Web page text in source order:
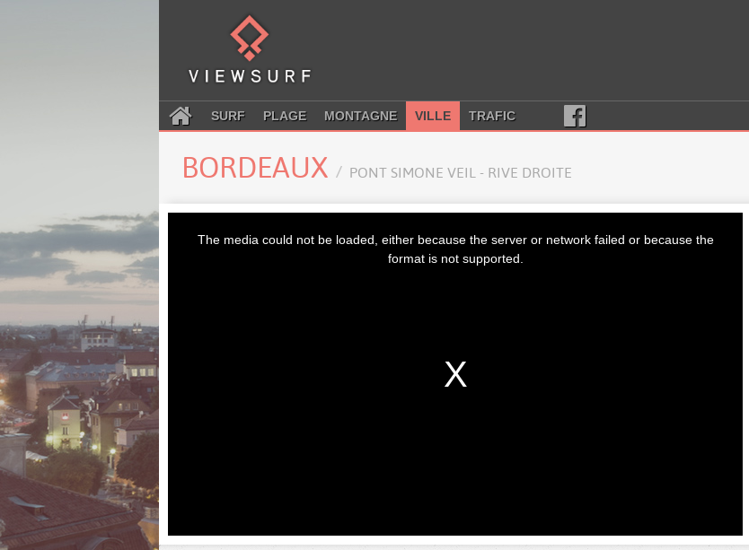
SURF PLAGE MONTAGNE VILLE TRAFIC
BORDEAUX PONT SIMONE VEIL - RIVE DROITE
The media could not be loaded, either because the server or network failed or because the
format is not supported.